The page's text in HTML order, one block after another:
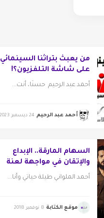
من يعبث بتراثنا السينمائي
على شاشة التلفزيون؟!
أحمد عبد الرحيم حسنًا، أنت...
أحمد عبد الرحيم 24 ديسمبر 2023
السهام المارقة.. الإبداع
والإتقان في مواجهة لعنة
الموسم الرمضاني!
أحمد الملواني طيلة حياتي وأنا...
موقع الكتابة 8 نوفمبر 2018